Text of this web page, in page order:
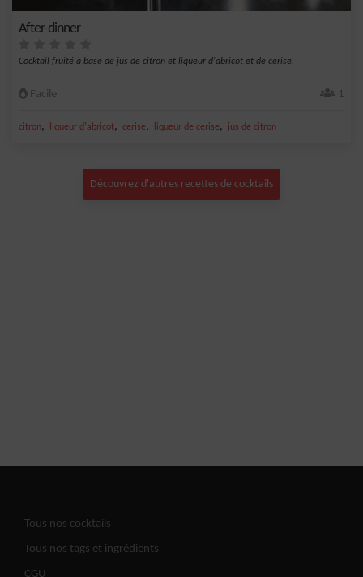
After-dinner
Cocktail fruité à base de jus de citron et liqueur d'abricot et de cerise.
Facile 1
citron, liqueur d'abricot, cerise, liqueur de cerise, jus de citron
Découvrez d'autres recettes de cocktails
Tous nos cocktails
Tous nos tags et ingrédients
CGU